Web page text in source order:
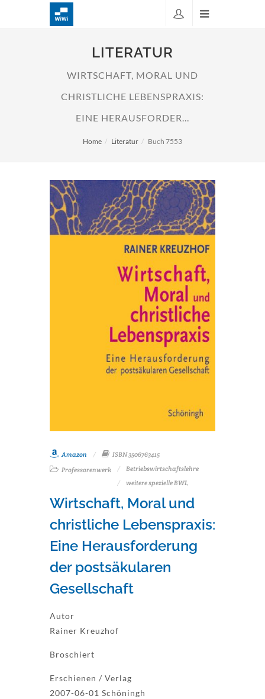
LITERATUR
WIRTSCHAFT, MORAL UND
CHRISTLICHE LEBENSPRAXIS:
EINE HERAUSFORDER...
Home Literatur Buch 7553
Amazon
ISBN 3506763415
Professorenwerk
Betriebswirtschaftslehre
weitere spezielle BWL
Wirtschaft, Moral und
christliche Lebenspraxis:
Eine Herausforderung
der postsäkularen
Gesellschaft
Autor
Rainer Kreuzhof
Broschiert
Erschienen / Verlag
2007-06-01 Schöningh